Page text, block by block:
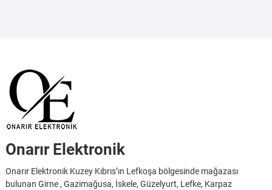
Onarır Elektronik
Onarır Elektronik Kuzey Kıbrıs’ın Lefkoşa bölgesinde mağazası
bulunan Girne , Gazimağusa, İskele, Güzelyurt, Lefke, Karpaz